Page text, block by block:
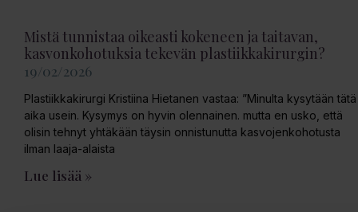
Mistä tunnistaa oikeasti kokeneen ja taitavan,
kasvonkohotuksia tekevän plastiikkakirurgin?
19/02/2026
Plastiikkakirurgi Kristiina Hietanen vastaa: ”Minulta kysytään tätä
aika usein. Kysymys on hyvin olennainen. mutta en usko, että
olisin tehnyt yhtäkään täysin onnistunutta kasvojenkohotusta
ilman laaja-alaista
Lue lisää »